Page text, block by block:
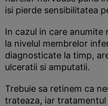
isi pierde sensibilitatea
In cazul in care anumite
la nivelul membrelor
diagnosticate la timp,
ulceratii si amputatii.
Trebuie sa retinem ca
trateaza, iar